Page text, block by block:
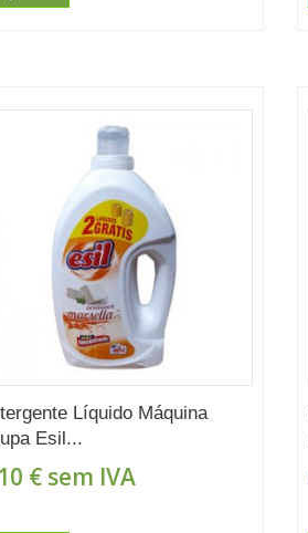
Líquido Máquina
Esil...
€sem IVA